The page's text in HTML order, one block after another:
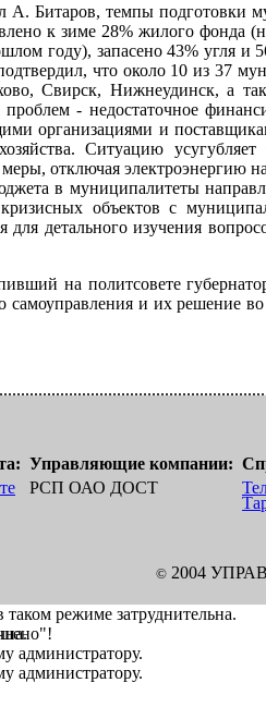
А. Битаров, темпы подготовки
к зиме 28% жилого фонда
году), запасено 43% угля и
что около 10 из 37
Свирск, Нижнеудинск, а
- недостаточное
организациями и
Ситуацию
отключая электроэнергию
в муниципалитеты
объектов с
для детального изучения
на политсовете
самоуправления и их решение
Управляющие компании:
РСП ОАО ДОСТ
© 2004
режиме затруднительна.
администратору.
администратору.